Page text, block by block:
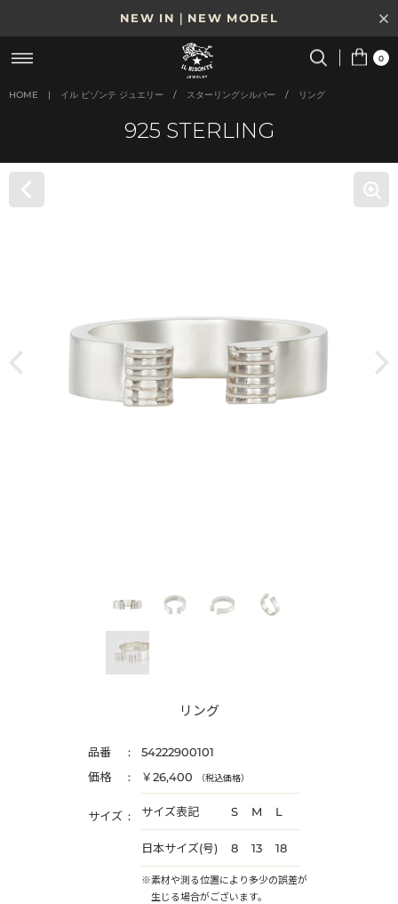
NEW IN｜NEW MODEL
8/17(月)10時まで｜税込11,000円以上で送料無料
贈る相手やシーンから選べる、新しいギフトガイド
NEW IN｜COLOR LEATHER
0
HOME | イル ビゾンテ ジュエリー / スターリングシルバー / リング
925 STERLING
リング
品番
54222900101
価格
￥26,400 （税込価格）
サイズ サイズ表記 S M L
日本サイズ(号) 8 13 18
※素材や測る位置により多少の誤差が
生じる場合がございます。